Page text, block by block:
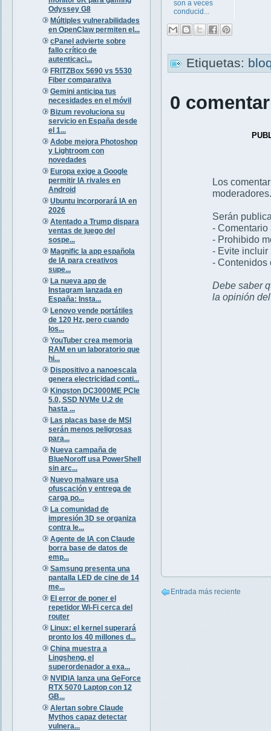
Odyssey G8
Múltiples vulnerabilidades
en OpenClaw permiten el...
cPanel advierte sobre
fallo crítico de
autenticaci...
FRITZBox 5690 vs 5530
Fiber comparativa
Gemini anticipa tus
necesidades en el móvil
Bizum revoluciona su
servicio en España desde
el 1...
Adobe mejora Photoshop
y Lightroom con
novedades
Europa exige a Google
permitir IA rivales en
Android
Ubuntu incorporará IA en
2026
Atentado a Trump dispara
ventas de juego del
sospe...
Magnific la app española
de IA para creativos
supe...
La nueva app de
Instagram lanzada en
España: Insta...
Lenovo vende portátiles
de 120 Hz, pero cuando
los...
YouTuber crea memoria
RAM en un laboratorio que
hi...
Dispositivo a nanoescala
genera electricidad conti...
Kingston DC3000ME PCIe
5.0, SSD NVMe U.2 de
hasta ...
Las placas base de MSI
serán menos peligrosas
para...
Nueva campaña de
BlueNoroff usa PowerShell
sin arc...
Nuevo malware usa
ofuscación y entrega de
carga po...
La comunidad de
impresión 3D se organiza
contra le...
Agente de IA con Claude
borra base de datos de
emp...
Samsung presenta una
pantalla LED de cine de 14
me...
El error de poner el
repetidor Wi-Fi cerca del
router
Linux: el kernel superará
pronto los 40 millones d...
China muestra a
Lingsheng, el
superordenador a exa...
NVIDIA lanza una GeForce
RTX 5070 Laptop con 12
GB...
Alertan sobre Claude
Mythos capaz detectar
vulnera...
son a veces
conducid...
Etiquetas:
0
Los
moderadores.
Serán
- Comentario
- Prohibido
- Evite incluir
- Contenidos
Debe saber
la opinión
Entrada más reciente